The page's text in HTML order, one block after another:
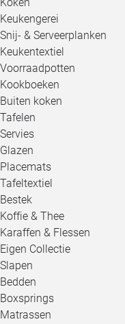
Keukengerei
Snij- & Serveerplanken
Keukentextiel
Voorraadpotten
Kookboeken
Buiten koken
Tafelen
Servies
Glazen
Placemats
Tafeltextiel
Bestek
Koffie & Thee
Karaffen & Flessen
Eigen Collectie
Slapen
Bedden
Boxsprings
Matrassen